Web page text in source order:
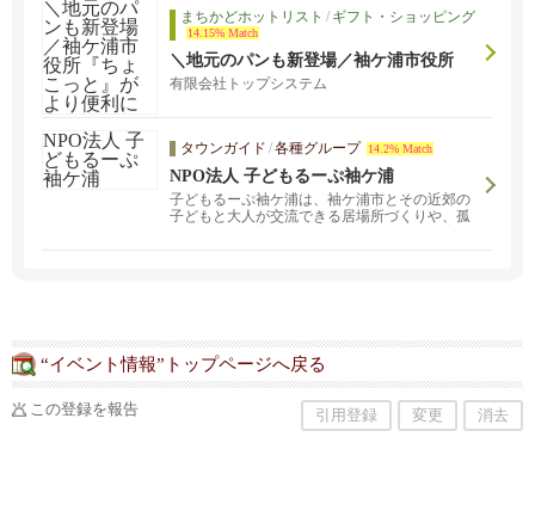
まちかどホットリスト / ギフト・ショッピング
14.15% Match
＼地元のパンも新登場／袖ケ浦市役所
『ちょこっと』がより便利に
有限会社トップシステム
タウンガイド /各種グループ 14.2% Match
NPO法人 子どもるーぷ袖ケ浦
子どもるーぷ袖ケ浦は、袖ケ浦市とその近郊の
子どもと大人が交流できる居場所づくりや、孤
“イベント情報”トップページへ戻る
この登録を報告 引用登録 変更 消去